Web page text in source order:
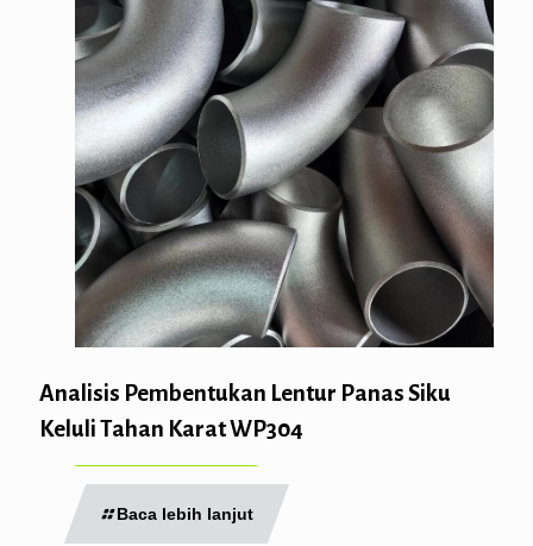
Analisis Pembentukan Lentur Panas Siku
Keluli Tahan Karat WP304
Baca lebih lanjut